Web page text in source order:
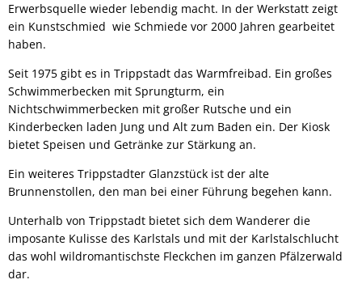
Erwerbsquelle wieder lebendig macht. In der Werkstatt zeigt
ein Kunstschmied wie Schmiede vor 2000 Jahren gearbeitet
haben.
Seit 1975 gibt es in Trippstadt das Warmfreibad. Ein großes
Schwimmerbecken mit Sprungturm, ein
Nichtschwimmerbecken mit großer Rutsche und ein
Kinderbecken laden Jung und Alt zum Baden ein. Der Kiosk
bietet Speisen und Getränke zur Stärkung an.
Ein weiteres Trippstadter Glanzstück ist der alte
Brunnenstollen, den man bei einer Führung begehen kann.
Unterhalb von Trippstadt bietet sich dem Wanderer die
imposante Kulisse des Karlstals und mit der Karlstalschlucht
das wohl wildromantischste Fleckchen im ganzen Pfälzerwald
dar.